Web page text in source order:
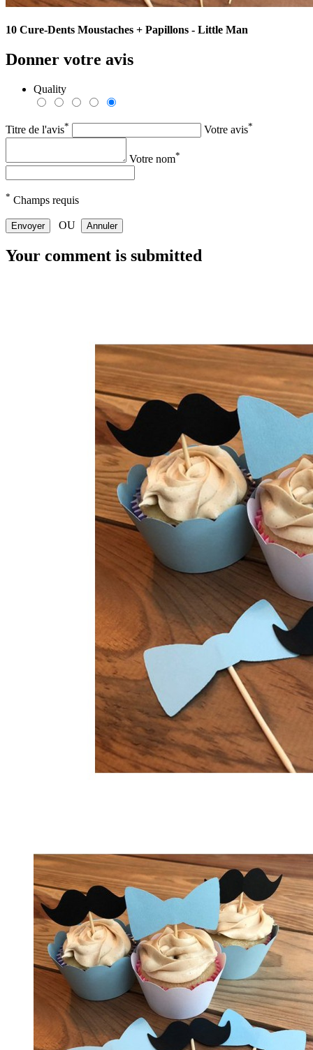
10 Cure-Dents Moustaches + Papillons - Little Man
Donner votre avis
Quality
Titre de l'avis* Votre avis*
Votre nom*
* Champs requis
Envoyer OU Annuler
Your comment is submitted